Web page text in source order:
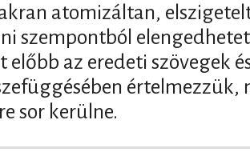
atomizáltan,
szempontból
előbb az eredeti szövegek
értelmezzük,
sor kerülne.